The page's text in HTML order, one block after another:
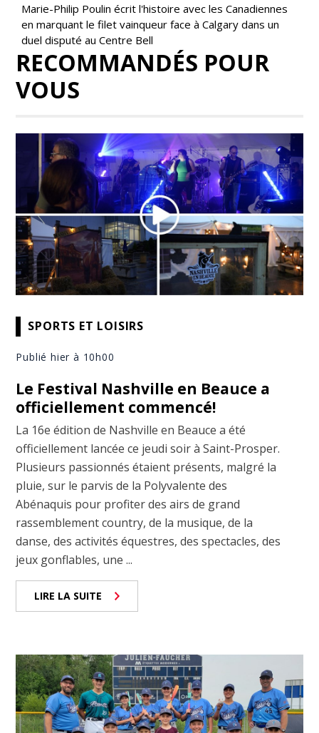
Marie-Philip Poulin écrit l'histoire avec les Canadiennes
en marquant le filet vainqueur face à Calgary dans un
duel disputé au Centre Bell
RECOMMANDÉS POUR
VOUS
SPORTS ET LOISIRS
Publié hier à 10h00
Le Festival Nashville en Beauce a
officiellement commencé!
La 16e édition de Nashville en Beauce a été
officiellement lancée ce jeudi soir à Saint-Prosper.
Plusieurs passionnés étaient présents, malgré la
pluie, sur le parvis de la Polyvalente des
Abénaquis pour profiter des airs de grand
rassemblement country, de la musique, de la
danse, des activités équestres, des spectacles, des
jeux gonflables, une ...
LIRE LA SUITE